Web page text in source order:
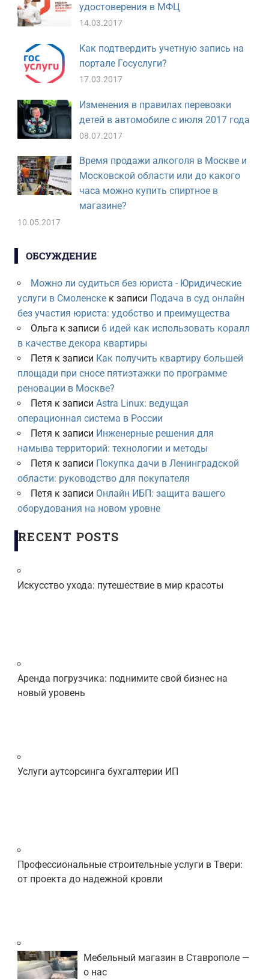
удостоверения в МФЦ
14.03.2017
Как подтвердить учетную запись на
портале Госуслуги?
17.03.2017
Изменения в правилах перевозки
детей в автомобиле с июля 2017 года
08.07.2017
Время продажи алкоголя в Москве и
Московской области или до какого
часа можно купить спиртное в
магазине?
10.05.2017
ОБСУЖДЕНИЕ
Можно ли судиться без юриста - Юридические
услуги в Смоленскек записи Подача в суд онлайн
без участия юриста: удобство и преимущества
Ольга к записи 6 идей как использовать коралл
в качестве декора квартиры
Петя к записи Как получить квартиру большей
площади при сносе пятиэтажки по программе
реновации в Москве?
Петя к записи Astra Linux: ведущая
операционная система в России
Петя к записи Инженерные решения для
намыва территорий: технологии и методы
Петя к записи Покупка дачи в Ленинградской
области: руководство для покупателя
Петя к записи Онлайн ИБП: защита вашего
оборудования на новом уровне
RECENT POSTS
Искусство ухода: путешествие в мир красоты
Аренда погрузчика: поднимите свой бизнес на
новый уровень
Услуги аутсорсинга бухгалтерии ИП
Профессиональные строительные услуги в Твери:
от проекта до надежной кровли
Мебельный магазин в Ставрополе —
о нас